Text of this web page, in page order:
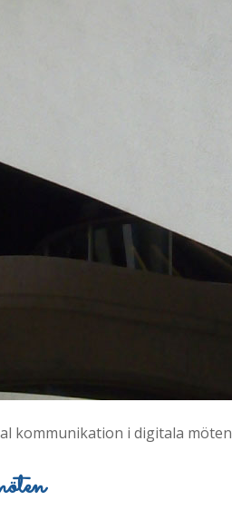
kommunikation i digitala möten